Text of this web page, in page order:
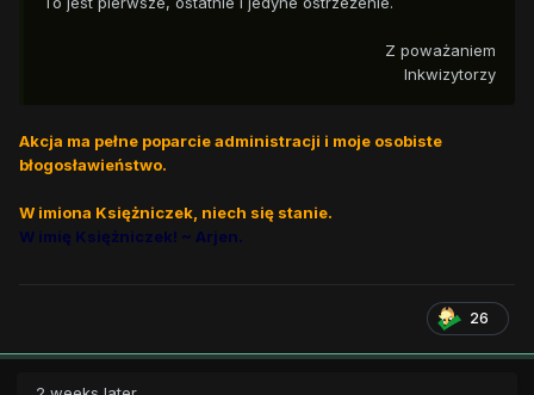
Z poważaniem
Inkwizytorzy
Akcja ma pełne poparcie administracji i moje osobiste
błogosławieństwo.
W imiona Księżniczek, niech się stanie.
W imię Księżniczek! ~ Arjen.
26